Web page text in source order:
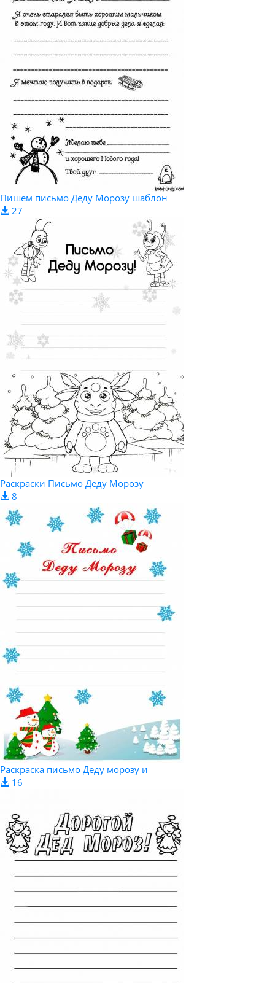
Пишем письмо Деду Морозу шаблон
27
Раскраски Письмо Деду Морозу
8
Раскраска письмо Деду морозу и
16